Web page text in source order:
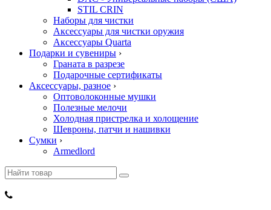
STIL CRIN
Наборы для чистки
Аксессуары для чистки оружия
Аксессуары Quarta
Подарки и сувениры ›
Граната в разрезе
Подарочные сертификаты
Аксессуары, разное ›
Оптоволоконные мушки
Полезные мелочи
Холодная пристрелка и холощение
Шевроны, патчи и нашивки
Сумки ›
Armedlord